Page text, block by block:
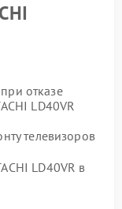
отказе
LD40VR
телевизоров
LD40VR в